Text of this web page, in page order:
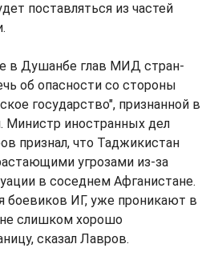
поставляться из частей
в Душанбе глав МИД стран-
об опасности со стороны
государство", признанной в
Министр иностранных дел
признал, что Таджикистан
угрозами из-за
в соседнем Афганистане.
боевиков ИГ, уже проникают в
слишком хорошо
сказал Лавров.